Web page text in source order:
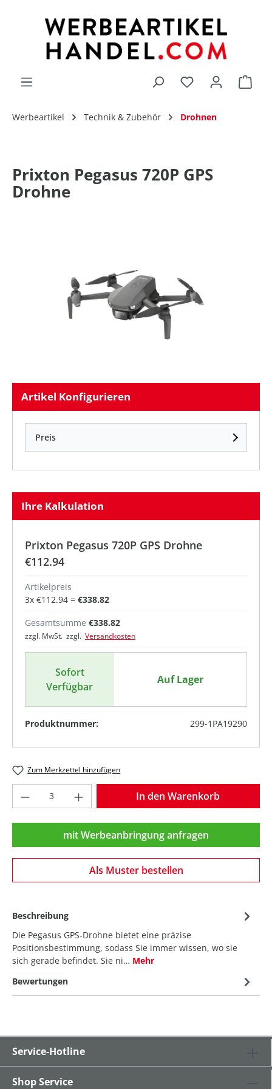
Du hast 0
Werbeartikel Technik & Zubehör Drohnen
Prixton Pegasus 720P GPS
Drohne
Artikel Konfigurieren
Preis
Ihre Kalkulation
Prixton Pegasus 720P GPS Drohne
€112.94
Artikelpreis
3x €112.94 = €338.82
Gesamtsumme €338.82
zzgl. MwSt. zzgl. Versandkosten
Sofort
Verfügbar
Auf Lager
Produktnummer: 299-1PA19290
Zum Merkzettel hinzufügen
Produkt Anzahl: Gib den gewünschten
In den Warenkorb
mit Werbeanbringung anfragen
Als Muster bestellen
Beschreibung
Die Pegasus GPS-Drohne bietet eine präzise
Positionsbestimmung, sodass Sie immer wissen, wo sie
sich gerade befindet. Sie ni… Mehr
Bewertungen
Service-Hotline
Shop Service